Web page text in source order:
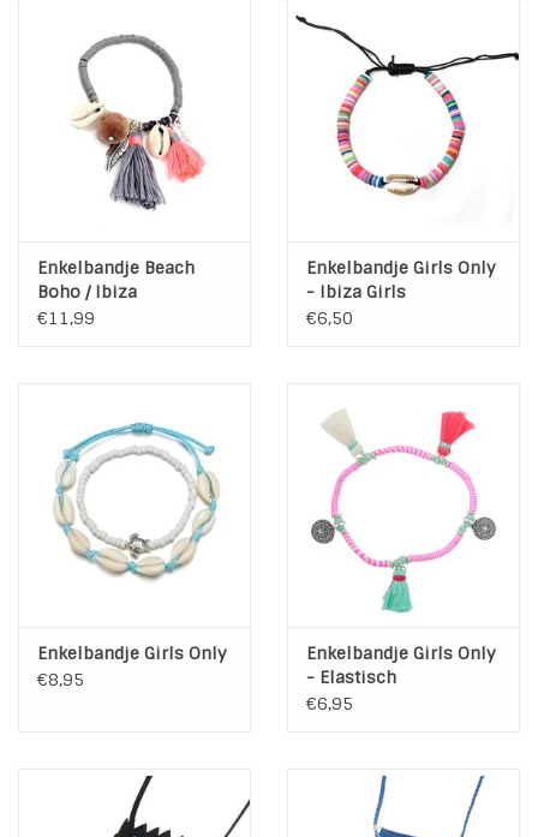
Enkelbandje Beach
Boho / Ibiza
€11,99
Enkelbandje Girls Only
- Ibiza Girls
€6,50
Enkelbandje Girls Only
€8,95
Enkelbandje Girls Only
- Elastisch
€6,95